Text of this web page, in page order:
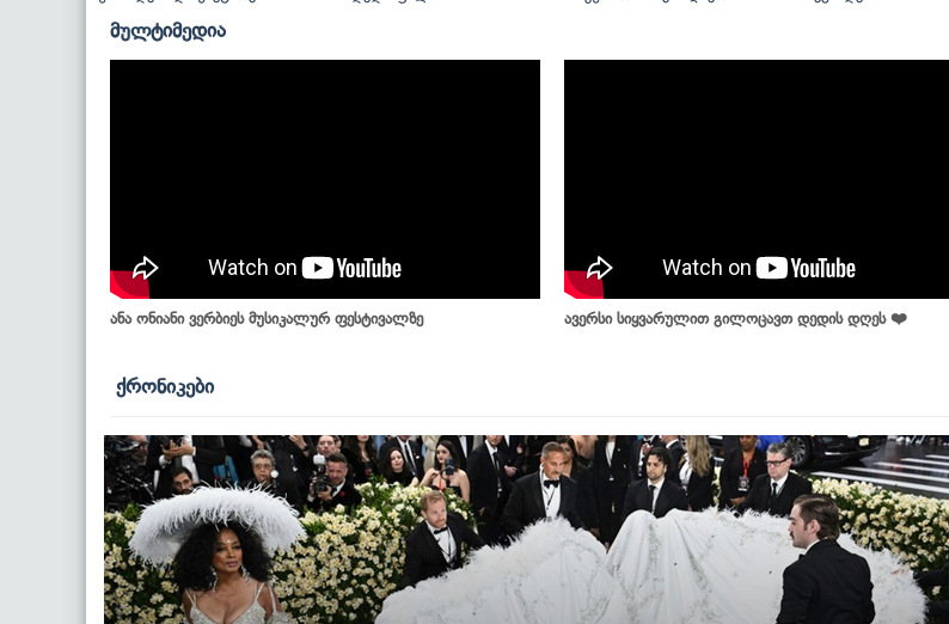
მულტიმედია
ანა ონიანი ვერბიეს მუსიკალურ ფესტივალზე ავერსი სიყვარულით გილოცავთ დედის დღეს ❤️
ქრონიკები